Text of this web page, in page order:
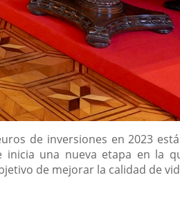
de inversiones en 2023
inicia una nueva etapa en la
de mejorar la calidad de